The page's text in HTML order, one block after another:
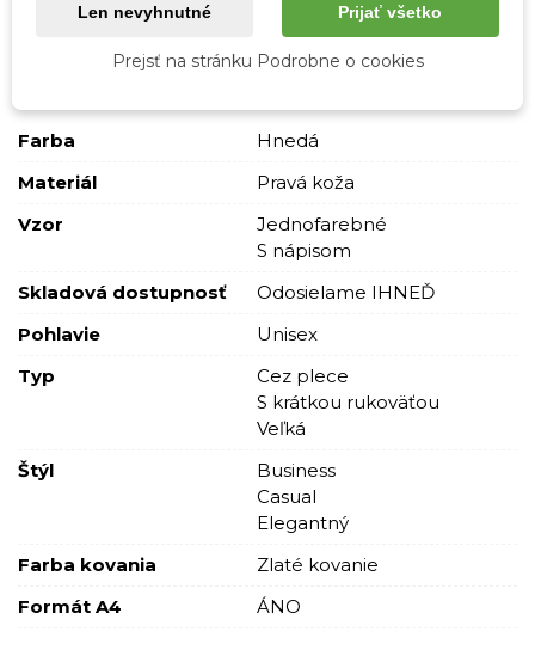
Podrobnosti o produkte
Tabuľka vlastností
Farba
Hnedá
Materiál
Pravá koža
Vzor
Jednofarebné
S nápisom
Skladová dostupnosť
Odosielame IHNEĎ
Pohlavie
Unisex
Typ
Cez plece
S krátkou rukoväťou
Veľká
Štýl
Business
Casual
Elegantný
Farba kovania
Zlaté kovanie
Formát A4
ÁNO
Len nevyhnutné Prijať všetko
Prejsť na stránku Podrobne o cookies